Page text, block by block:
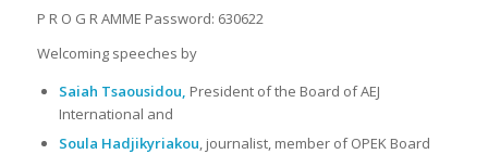
P R O G R AMME Password: 630622
Welcoming speeches by
Saiah Tsaousidou, President of the Board of AEJ
International and
Soula Hadjikyriakou, journalist, member of OPEK Board